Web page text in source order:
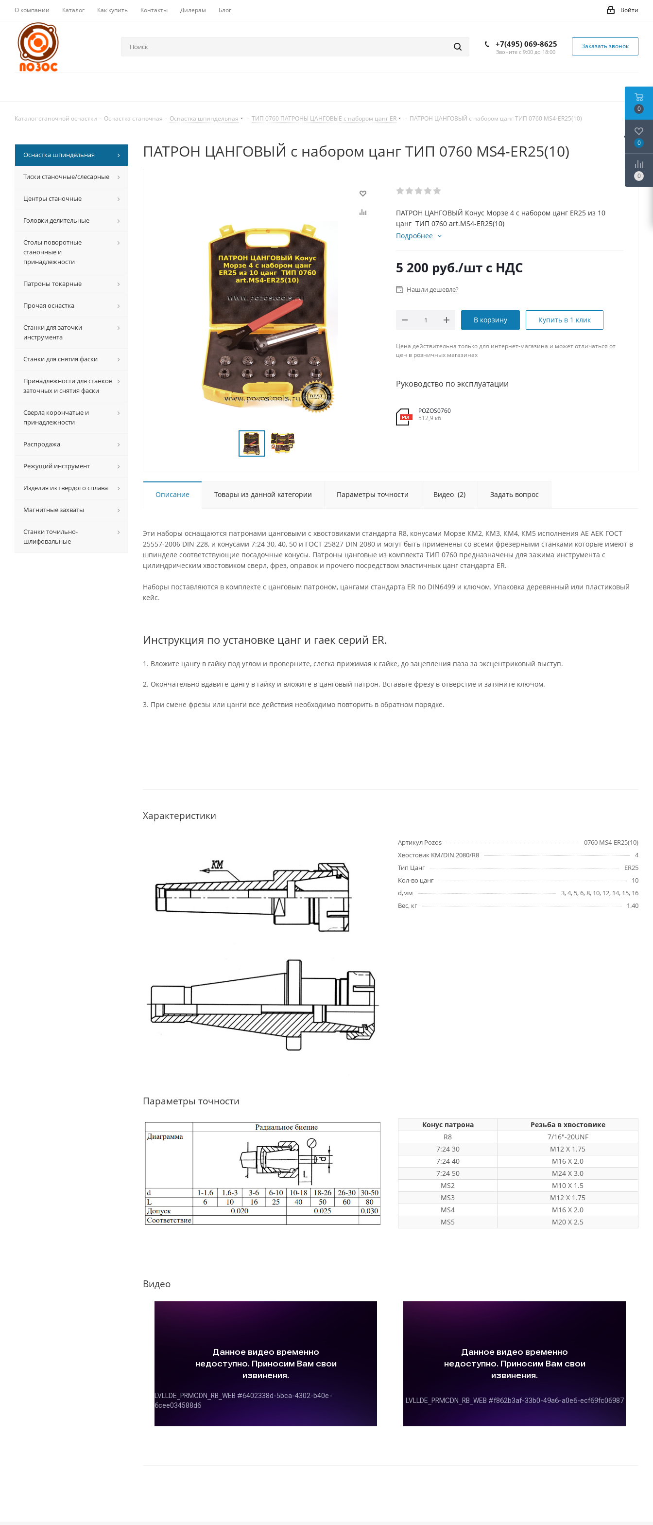
О компании Каталог Как купить Контакты Дилерам Блог Войти
+7(495) 069-8625
Звоните с 9:00 до 18:00
Заказать звонок
Каталог станочной оснастки - Оснастка станочная - Оснастка шпиндельная - ТИП 0760 ПАТРОНЫ ЦАНГОВЫЕ с набором цанг ER - ПАТРОН ЦАНГОВЫЙ с набором цанг ТИП 0760 MS4-ER25(10)
ПАТРОН ЦАНГОВЫЙ с набором цанг ТИП 0760 MS4-ER25(10)
ПАТРОН ЦАНГОВЫЙ Конус Морзе 4 с набором цанг ER25 из 10
цанг ТИП 0760 art.MS4-ER25(10)
Подробнее
5 200 руб./шт с НДС
Нашли дешевле?
В корзину Купить в 1 клик
Цена действительна только для интернет-магазина и может отличаться от
цен в розничных магазинах
Руководство по эксплуатации
POZOS0760
512,9 кб
Описание Товары из данной категории Параметры точности Видео (2) Задать вопрос
Эти наборы оснащаются патронами цанговыми с хвостовиками стандарта R8, конусами Морзе КМ2, КМ3, КМ4, КМ5 исполнения AE AEK ГОСТ
25557-2006 DIN 228, и конусами 7:24 30, 40, 50 и ГОСТ 25827 DIN 2080 и могут быть применены со всеми фрезерными станками которые имеют в
шпинделе соответствующие посадочные конусы. Патроны цанговые из комплекта ТИП 0760 предназначены для зажима инструмента с
цилиндрическим хвостовиком сверл, фрез, оправок и прочего посредством эластичных цанг стандарта ER.
Наборы поставляются в комплекте с цанговым патроном, цангами стандарта ER по DIN6499 и ключом. Упаковка деревянный или пластиковый
кейс.
Инструкция по установке цанг и гаек серий ER.
1. Вложите цангу в гайку под углом и проверните, слегка прижимая к гайке, до зацепления паза за эксцентриковый выступ.
2. Окончательно вдавите цангу в гайку и вложите в цанговый патрон. Вставьте фрезу в отверстие и затяните ключом.
3. При смене фрезы или цанги все действия необходимо повторить в обратном порядке.
Характеристики
Артикул Pozos
0760 MS4-ER25(10)
Хвостовик KM/DIN 2080/R8
4
Тип Цанг
ER25
Кол-во цанг
10
d,мм
3, 4, 5, 6, 8, 10, 12, 14, 15, 16
Вес, кг
1.40
Параметры точности
Конус патрона
Резьба в хвостовике
R8
7/16"-20UNF
7:24 30
M12 X 1.75
7:24 40
M16 X 2.0
7:24 50
M24 X 3.0
MS2
M10 X 1.5
MS3
M12 X 1.75
MS4
M16 X 2.0
MS5
M20 X 2.5
Видео
Оснастка шпиндельная
Тиски станочные/слесарные
Центры станочные
Головки делительные
Столы поворотные
станочные и
принадлежности
Патроны токарные
Прочая оснастка
Станки для заточки
инструмента
Станки для снятия фаски
Принадлежности для станков
заточных и снятия фаски
Сверла корончатые и
принадлежности
Распродажа
Режущий инструмент
Изделия из твердого сплава
Магнитные захваты
Станки точильно-
шлифовальные
0
0
0